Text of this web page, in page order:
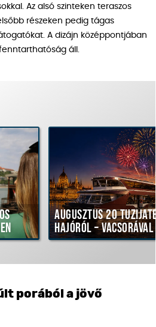
Az alsó szinteken teraszos
részeken pedig tágas
A dizájn középpontjában
áll.
Augusztus 20
hajóról – vacsorával
porából a jövő